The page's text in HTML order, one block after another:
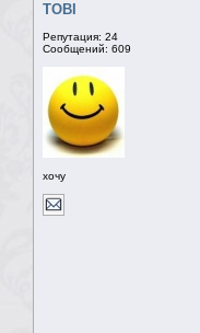
TOBI
Репутация: 24
Сообщений: 609
хочу